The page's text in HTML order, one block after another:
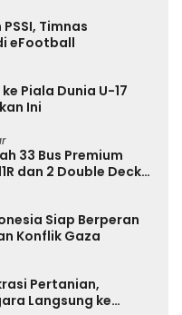
Timnas
eFootball
Piala Dunia U-17
Ini
33 Bus Premium
dan 2 Double Decker
Siap Berperan
Konflik Gaza
Pertanian,
Langsung ke